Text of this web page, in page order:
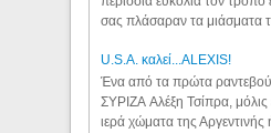
σας πλάσαραν τα μιάσματα
U.S.A. καλεί...ALEXIS!
Ένα από τα πρώτα
ΣΥΡΙΖΑ Αλέξη Τσίπρα,
ιερά χώματα της Αργεντινής